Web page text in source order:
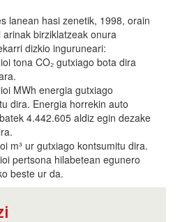
lanean hasi zenetik, 1998, orain
birziklatzeak onura
dizkio inguruneari:
tona CO₂ gutxiago bota dira
MWh energia gutxiago
dira. Energia horrekin auto
4.442.605 aldiz egin dezake
m³ ur gutxiago kontsumitu dira.
pertsona hilabetean egunero
beste ur da.